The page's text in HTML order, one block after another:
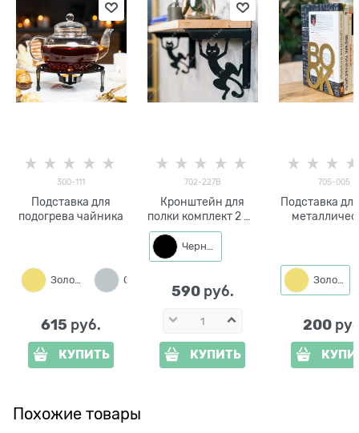
300-111
Подставка для
подогрева чайника
Золото
615 руб.
КУПИТЬ
702-227B
Кронштейн для
полки комплект 2 шт
702-227 металл
Черный
590 руб.
КУПИТЬ
705-005
Подставка
Золото
200
Похожие товары